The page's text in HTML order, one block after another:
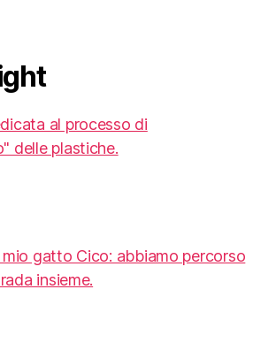
al processo di
delle plastiche.
gatto Cico: abbiamo percorso
insieme.